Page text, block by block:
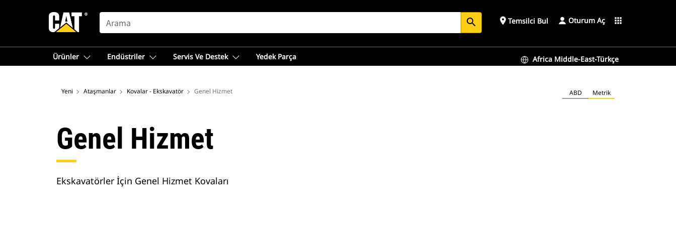
SEARCH search place Temsilci Bul Oturum Aç apps
Ürünler Endüstriler Servis Ve Destek Yedek Parça Africa Middle-East-Türkçe
Yeni Ataşmanlar Kovalar - Ekskavatör Genel Hizmet ABD Metrik
Genel Hizmet
Ekskavatörler İçin Genel Hizmet Kovaları